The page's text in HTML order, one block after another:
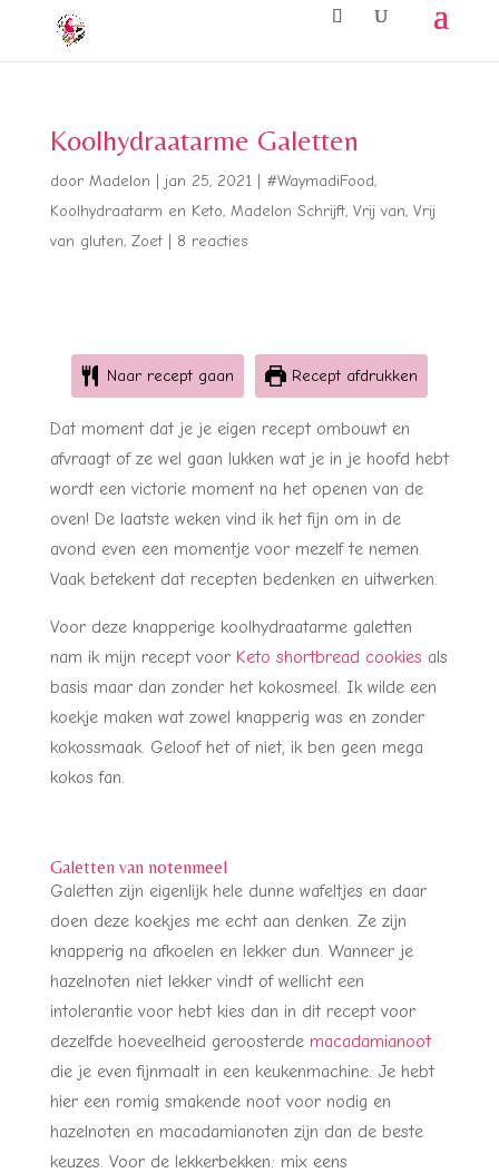
Koolhydraatarme Galetten
door Madelon jan 25, 2021| #WaymadiFood,
Koolhydraatarm en Keto, Madelon Schrijft, Vrij van, Vrij
van gluten, Zoet| 8 reacties
Naar recept gaan Recept afdrukken
Dat moment dat je je eigen recept ombouwt en
afvraagt of ze wel gaan lukken wat je in je hoofd hebt
wordt een victorie moment na het openen van de
oven! De laatste weken vind ik het fijn om in de
avond even een momentje voor mezelf te nemen.
Vaak betekent dat recepten bedenken en uitwerken.
Voor deze knapperige koolhydraatarme galetten
nam ik mijn recept voor Keto shortbread cookies als
basis maar dan zonder het kokosmeel. Ik wilde een
koekje maken wat zowel knapperig was en zonder
kokossmaak. Geloof het of niet, ik ben geen mega
kokos fan.
Galetten van notenmeel
Galetten zijn eigenlijk hele dunne wafeltjes en daar
doen deze koekjes me echt aan denken. Ze zijn
knapperig na afkoelen en lekker dun. Wanneer je
hazelnoten niet lekker vindt of wellicht een
intolerantie voor hebt kies dan in dit recept voor
dezelfde hoeveelheid geroosterde macadamianoot
die je even fijnmaalt in een keukenmachine. Je hebt
hier een romig smakende noot voor nodig en
hazelnoten en macadamianoten zijn dan de beste
keuzes. Voor de lekkerbekken: mix eens